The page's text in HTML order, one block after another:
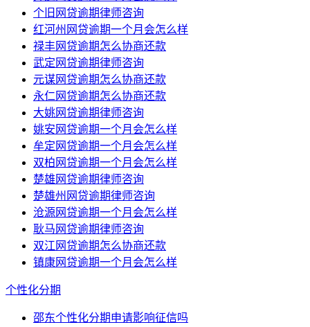
个旧网贷逾期律师咨询
红河州网贷逾期一个月会怎么样
禄丰网贷逾期怎么协商还款
武定网贷逾期律师咨询
元谋网贷逾期怎么协商还款
永仁网贷逾期怎么协商还款
大姚网贷逾期律师咨询
姚安网贷逾期一个月会怎么样
牟定网贷逾期一个月会怎么样
双柏网贷逾期一个月会怎么样
楚雄网贷逾期律师咨询
楚雄州网贷逾期律师咨询
沧源网贷逾期一个月会怎么样
耿马网贷逾期律师咨询
双江网贷逾期怎么协商还款
镇康网贷逾期一个月会怎么样
个性化分期
邵东个性化分期申请影响征信吗